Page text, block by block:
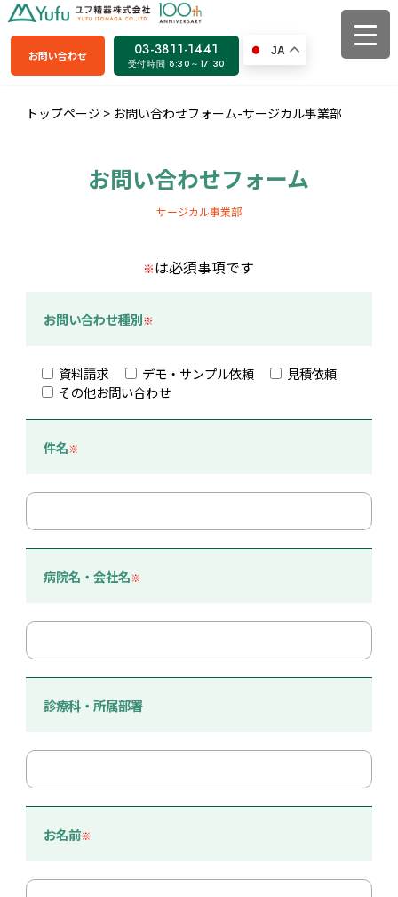
お問い合わせ 03-3811-1441
受付時間 8:30～17:30
JA
トップページ > お問い合わせフォーム-サージカル事業部
お問い合わせフォーム
サージカル事業部
※は必須事項です
お問い合わせ種別※
資料請求 デモ・サンプル依頼
見積依頼
その他お問い合わせ
件名※
病院名・会社名※
診療科・所属部署
お名前※